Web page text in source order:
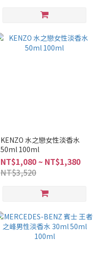
KENZO 水之戀女性淡香水
50ml 100ml
NT$1,080 ~ NT$1,380
NT$3,520